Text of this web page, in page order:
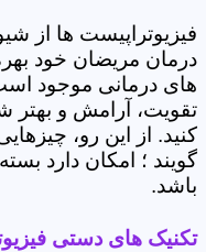
فیزیوتراپیست ها از
درمان مریضان خود
های درمانی موجود
تقویت، آرامش و بهتر
کنید. از این رو،
گویند ؛ امکان دارد
باشد.
تکنیک های دستی